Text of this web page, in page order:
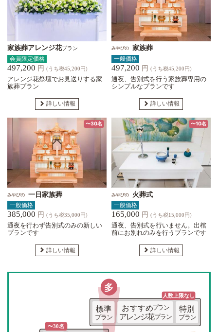
家族葬アレンジ花プラン
会員限定価格
497,200 円 (うち税45,200円)
アレンジ花祭壇でお見送りする家
族葬プラン
詳しい情報
みやびの 家族葬
一般価格
497,200 円 (うち税45,200円)
通夜、告別式を行う家族葬専用の
シンプルなプランです
詳しい情報
〜30名
みやびの 一日家族葬
一般価格
385,000 円 (うち税35,000円)
通夜を行わず告別式のみの新しい
プランです
詳しい情報
〜10名
みやびの 火葬式
一般価格
165,000 円 (うち税15,000円)
通夜、告別式を行いません。出棺
前にお別れのみを行うプランです
詳しい情報
特別
プラン
人数上限な し
多
〜30名
標準
プラン
おすすめプラン
アレンジ花プラン